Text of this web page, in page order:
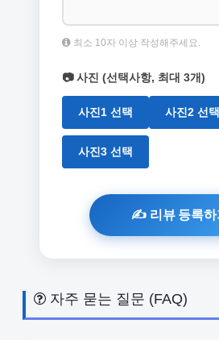
최소 10자 이상 작성해주세요.
📷 사진 (선택사항, 최대 3개)
사진1 선택 사진2 선택
사진3 선택
자주 묻는 질문 (FAQ)